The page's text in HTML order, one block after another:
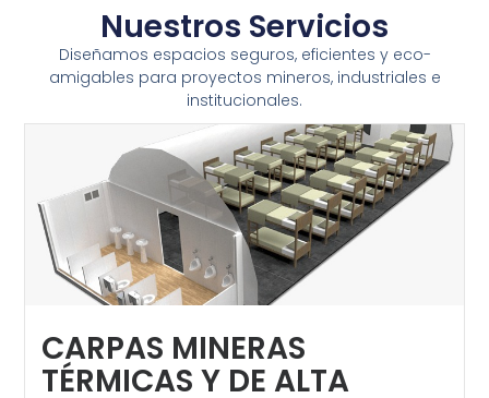
Nuestros Servicios
Diseñamos espacios seguros, eficientes y eco-
amigables para proyectos mineros, industriales e
institucionales.
CARPAS MINERAS
TÉRMICAS Y DE ALTA